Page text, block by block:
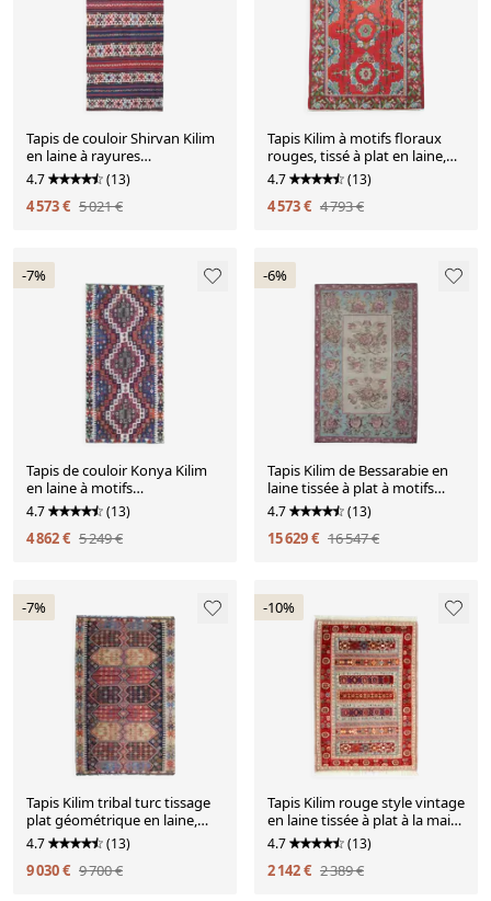
Tapis de couloir Shirvan Kilim
en laine à rayures
géométriques tribales, années
1940
4.7 (13)
4 573 € 5 021 €
Tapis Kilim à motifs floraux
rouges, tissé à plat en laine,
fait main en Moldavie
4.7 (13)
4 573 € 4 793 €
-7%
Tapis de couloir Konya Kilim
en laine à motifs
géométriques, années 1930
4.7 (13)
4 862 € 5 249 €
-6%
Tapis Kilim de Bessarabie en
laine tissée à plat à motifs
floraux roses et bleu, 1870
4.7 (13)
15 629 € 16 547 €
-7%
Tapis Kilim tribal turc tissage
plat géométrique en laine,
années 1880
4.7 (13)
9 030 € 9 700 €
-10%
Tapis Kilim rouge style vintage
en laine tissée à plat à la main,
style tribal, 167 x 108 cm
4.7 (13)
2 142 € 2 389 €